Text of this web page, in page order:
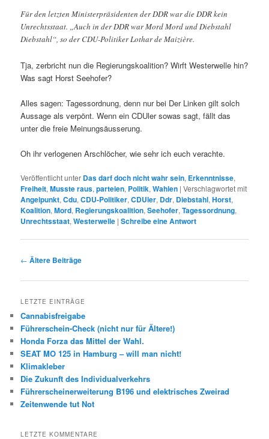
Für den letzten Ministerpräsidenten der DDR war die DDR kein
Unrechtsstaat. „Auch in der DDR war Mord Mord und Diebstahl
Diebstahl“, so der CDU-Politiker Lothar de Maizière.
Tja, zerbricht nun die Regierungskoalition? Wirft Westerwelle hin?
Was sagt Horst Seehofer?
Alles sagen: Tagessordnung, denn nur bei Der Linken gilt solch
Aussage als verpönt. Wenn ein CDUler sowas sagt, fällt das
unter die freie Meinungsäusserung.
Oh ihr verlogenen Arschlöcher, wie sehr ich euch verachte.
Veröffentlicht unter Das darf doch nicht wahr sein, Erkenntnisse,
Freiheit,Musste raus,parteien, Politik,Wahlen |Verschlagwortet mit
Angelpunkt,Cdu,CDU-Politiker,CDUler, Ddr, Diebstahl,Horst,
Koalition,Mord, Regierungskoalition,Seehofer,Tagessordnung,
Unrechtsstaat,Westerwelle |Schreibe eine Antwort
Beitrags-
← Ältere Beiträge
LETZTE EINTRÄGE
Cannabisfreigabe
Führerschein-Check (nicht nur für Ältere!)
Honda Forza das Mittel der Wahl.
SEAT MO 125 in Hamburg – will man nicht!
Klimakleber
Die Zukunft des Individualverkehrs
Führerscheinerweiterung B196 und elektrisches Zweirad
Zeitenwende tut Not
LETZTE KOMMENTARE